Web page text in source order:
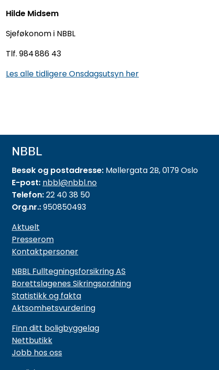
Hilde Midsem
Sjeføkonom i NBBL
Tlf. 984 886 43
Les alle tidligere Onsdagsutsyn her
NBBL
Besøk og postadresse: Møllergata 2B, 0179 Oslo
E-post: nbbl@nbbl.no
Telefon:22 40 38 50
Org.nr.:950850493
Aktuelt
Presserom
Kontaktpersoner
NBBL Fulltegningsforsikring AS
Borettslagenes Sikringsordning
Statistikk og fakta
Aktsomhetsvurdering
Finn ditt boligbyggelag
Nettbutikk
Jobb hos oss